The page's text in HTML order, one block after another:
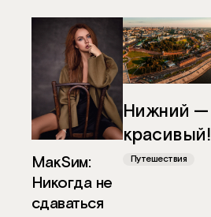
МакSим:
Никогда не
сдаваться
Нижний —
красивый!
Путешествия